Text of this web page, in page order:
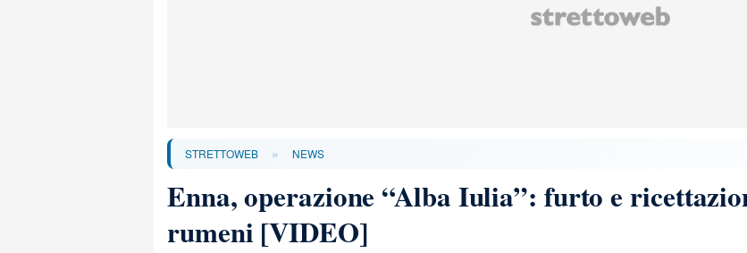
STRETTOWEB » NEWS
Enna, operazione “Alba Iulia”: furto e
rumeni [VIDEO]